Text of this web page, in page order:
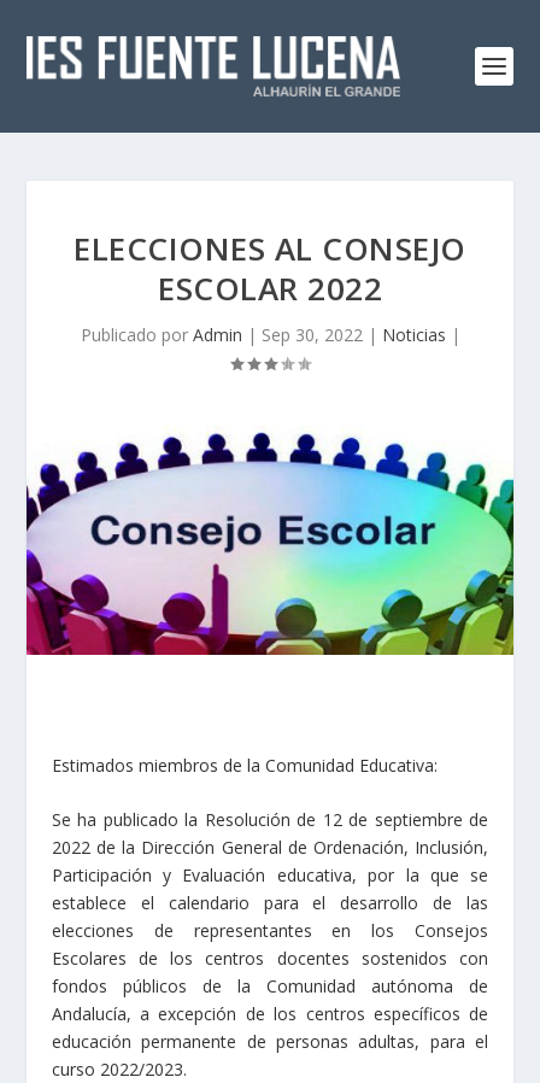
ELECCIONES AL CONSEJO
ESCOLAR 2022
Publicado por Admin | Sep 30, 2022| Noticias |
Estimados miembros de la Comunidad Educativa:
Se ha publicado la Resolución de 12 de septiembre de
2022de la Dirección General de Ordenación, Inclusión,
Participación y Evaluación educativa, por la que se
establece el calendario para el desarrollo de las
elecciones de representantes en los Consejos
Escolares de los centros docentes sostenidos con
fondos públicos de la Comunidad autónoma de
Andalucía, a excepción de los centros específicos de
educación permanente de personas adultas, para el
curso 2022/2023.